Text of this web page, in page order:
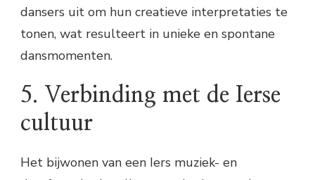
dansers uit om hun creatieve interpretaties te
tonen, wat resulteert in unieke en spontane
dansmomenten.
5. Verbinding met de Ierse
cultuur
Het bijwonen van een Iers muziek- en